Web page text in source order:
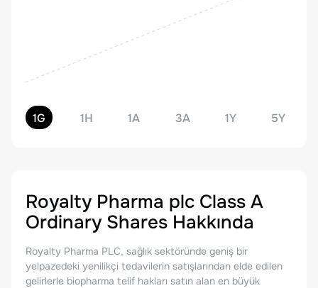
1G 1H 1A 3A 1Y 5Y
Royalty Pharma plc Class A
Ordinary Shares Hakkında
Royalty Pharma PLC, sağlık sektöründe geniş bir
yelpazedeki yenilikçi tedavilerin satışlarından elde edilen
gelirlerle biopharma telif hakları satın alan en büyük